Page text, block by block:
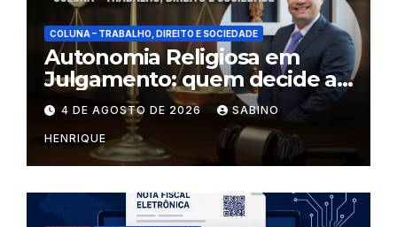
COLUNA – TRABALHO, DIREITO E SOCIEDADE
Autonomia Religiosa em
Julgamento: quem decide as
regras dentro dos templos?
4 DE AGOSTO DE 2026 SABINO
HENRIQUE